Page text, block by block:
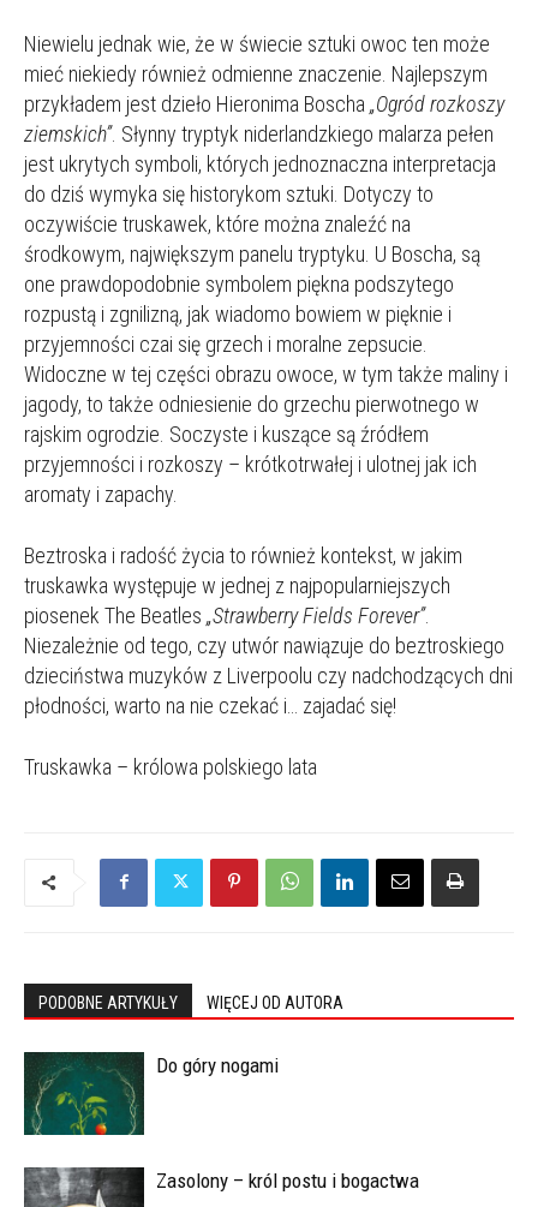
Niewielu jednak wie, że w świecie sztuki owoc ten może
mieć niekiedy również odmienne znaczenie. Najlepszym
przykładem jest dzieło Hieronima Boscha„Ogród rozkoszy
ziemskich”. Słynny tryptyk niderlandzkiego malarza pełen
jest ukrytych symboli, których jednoznaczna interpretacja
do dziś wymyka się historykom sztuki. Dotyczy to
oczywiście truskawek, które można znaleźć na
środkowym, największym panelu tryptyku. U Boscha, są
one prawdopodobnie symbolem piękna podszytego
rozpustą i zgnilizną, jak wiadomo bowiem w pięknie i
przyjemności czai się grzech i moralne zepsucie.
Widoczne w tej części obrazu owoce, w tym także maliny i
jagody, to także odniesienie do grzechu pierwotnego w
rajskim ogrodzie. Soczyste i kuszące są źródłem
przyjemności i rozkoszy – krótkotrwałej i ulotnej jak ich
aromaty i zapachy.
Beztroska i radość życia to również kontekst, w jakim
truskawka występuje w jednej z najpopularniejszych
piosenek The Beatles „Strawberry Fields Forever”.
Niezależnie od tego, czy utwór nawiązuje do beztroskiego
dzieciństwa muzyków z Liverpoolu czy nadchodzących dni
płodności, warto na nie czekać i… zajadać się!
Truskawka – królowa polskiego lata
PODOBNE ARTYKUŁY WIĘCEJ OD AUTORA
Do góry nogami
Zasolony – król postu i bogactwa